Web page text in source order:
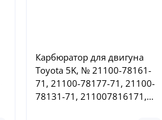
Карбюратор для двигуна
Toyota 5K, № 21100-78161-
71, 21100-78177-71, 21100-
78131-71, 211007816171,